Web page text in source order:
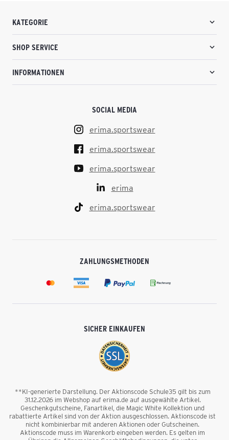
KATEGORIE
SHOP SERVICE
INFORMATIONEN
SOCIAL MEDIA
erima.sportswear
erima.sportswear
erima.sportswear
erima
erima.sportswear
ZAHLUNGSMETHODEN
SICHER EINKAUFEN
**KI-generierte Darstellung. Der Aktionscode Schule35 gilt bis zum
31.12.2026 im Webshop auf erima.de auf ausgewählte Artikel.
Geschenkgutscheine, Fanartikel, die Magic White Kollektion und
rabattierte Artikel sind von der Aktion ausgeschlossen. Aktionscode ist
nicht kombinierbar mit anderen Aktionen oder Gutscheinen.
Aktionscode muss im Warenkorb eingeben werden. Es gelten im